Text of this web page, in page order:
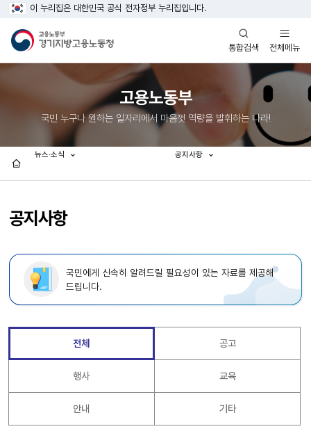
이 누리집은 대한민국 공식 전자정부 누리집입니다.
통합검색
열기
전체메뉴
열기
고용노동부
국민 누구나 원하는 일자리에서 마음껏 역량을 발휘하는 나라!
공지사항
뉴스·소식 공지사항
국민에게 신속히 알려드릴 필요성이 있는 자료를 제공해
드립니다.
전체 공고
행사 교육
안내 기타